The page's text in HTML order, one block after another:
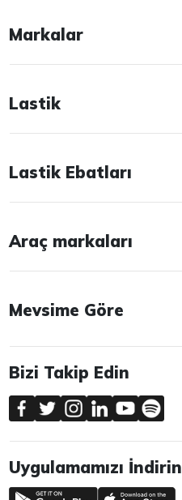
Markalar
Lastik
Lastik Ebatları
Araç markaları
Mevsime Göre
Bizi Takip Edin
Uygulamamızı İndirin